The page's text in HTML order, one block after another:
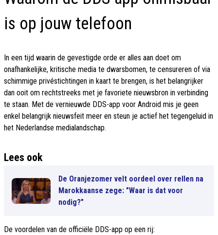
is op jouw telefoon
In een tijd waarin de gevestigde orde er alles aan doet om
onafhankelijke, kritische media te dwarsbomen, te censureren of via
schimmige privéstichtingen in kaart te brengen, is het belangrijker
dan ooit om rechtstreeks met je favoriete nieuwsbron in verbinding
te staan. Met de vernieuwde DDS-app voor Android mis je geen
enkel belangrijk nieuwsfeit meer en steun je actief het tegengeluid in
het Nederlandse medialandschap.
Lees ook
De Oranjezomer velt oordeel over rellen na
Marokkaanse zege: "Waar is dat voor
nodig?"
De voordelen van de officiële DDS-app op een rij: